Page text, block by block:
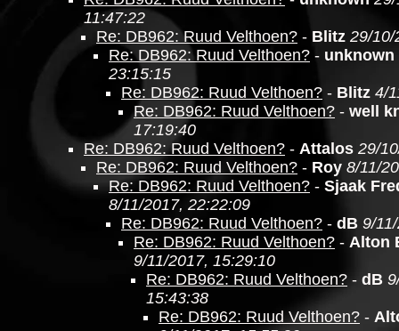
11:47:22
Re: DB962: Ruud Velthoen? - Blitz 29/10/
Re: DB962: Ruud Velthoen? - unknown
23:15:15
Re: DB962: Ruud Velthoen? - Blitz 4/
Re: DB962: Ruud Velthoen? - well
17:19:40
Re: DB962: Ruud Velthoen? - Attalos 29/
Re: DB962: Ruud Velthoen? - Roy 8/11/
Re: DB962: Ruud Velthoen? - Sjaak
8/11/2017, 22:22:09
Re: DB962: Ruud Velthoen? - dB 9/
Re: DB962: Ruud Velthoen? - Alton
9/11/2017, 15:29:10
Re: DB962: Ruud Velthoen? - dB
15:43:38
Re: DB962: Ruud Velthoen? -